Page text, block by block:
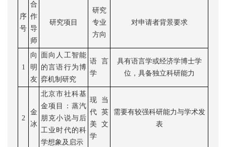
序
号
合
作
导
师
研究项目
研究
专业
方向
对申请者背景要求
1
向
明
友
面向人工智能
的言语行为博
弈机制研究
语言
学
具有语言学或经济学博士学
位，具备独立科研能力
2
金
冰
北京市社科基
金项目：蒸汽
朋克小说与后
工业时代的科
学想象及启示
现当
代英
美文
学
需要有较强科研能力与学术发
表